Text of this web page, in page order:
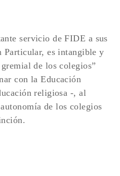
servicio de FIDE a sus
Particular, es intangible y
de los colegios”
con la Educación
religiosa -, al
de los colegios